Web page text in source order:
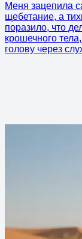
Меня зацепила
щебетание, а
поразило, что
крошечного
голову через